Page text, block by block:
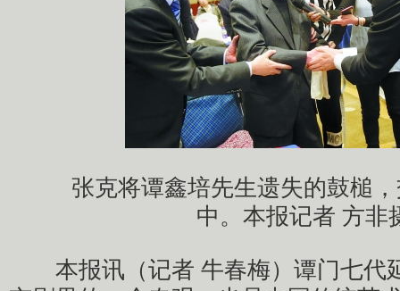
张克将谭鑫培先生遗失的鼓槌，
中。本报记者 方非
本报讯（记者 牛春梅）谭门七代